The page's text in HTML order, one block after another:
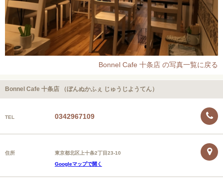
Bonnel Cafe 十条店 の写真一覧に戻る
Bonnel Cafe 十条店 （ぼんぬかふぇ じゅうじようてん）
TEL 0342967109
住所
東京都北区上十条2丁目23-10
Googleマップで開く